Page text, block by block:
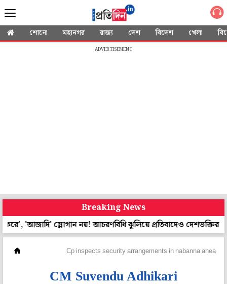
শোনো মহানগর রাজ্য দেশ বিদেশ খেলা
ADVERTISEMENT
Breaking News
স্লোগান নয়! আচরণবিধি ঝুলিয়ে প্রতিবাদেও দেশভক্তির পাঠ রাঁচির
Cp inspects security arrangements in nabanna ahead
CM Suvendu Adhikari